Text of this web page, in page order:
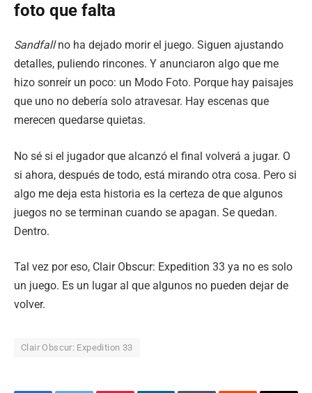
foto que falta
Sandfallno ha dejado morir el juego. Siguen ajustando
detalles, puliendo rincones. Y anunciaron algo que me
hizo sonreír un poco: un Modo Foto. Porque hay paisajes
que uno no debería solo atravesar. Hay escenas que
merecen quedarse quietas.
No sé si el jugador que alcanzó el final volverá a jugar. O
si ahora, después de todo, está mirando otra cosa. Pero si
algo me deja esta historia es la certeza de que algunos
juegos no se terminan cuando se apagan. Se quedan.
Dentro.
Tal vez por eso, Clair Obscur: Expedition 33 ya no es solo
un juego. Es un lugar al que algunos no pueden dejar de
volver.
Clair Obscur: Expedition 33